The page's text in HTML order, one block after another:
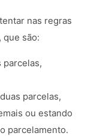
nas regras
que são:
parcelas,
parcelas,
ou estando
parcelamento.